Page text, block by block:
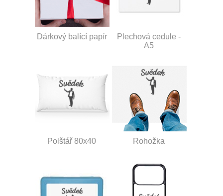
Dárkový balící papír
Plechová cedule -
A5
Polštář 80x40 Rohožka